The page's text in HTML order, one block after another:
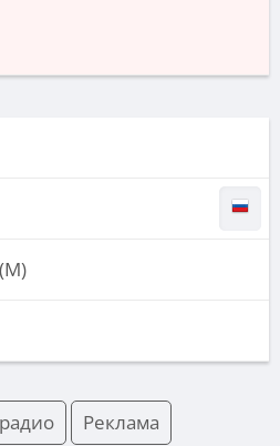
Реклама